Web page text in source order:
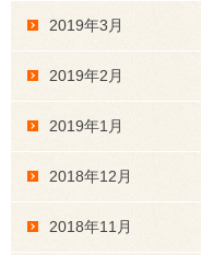
2019年3月
2019年2月
2019年1月
2018年12月
2018年11月